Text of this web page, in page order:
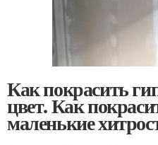
Как покрасить
цвет. Как
маленькие